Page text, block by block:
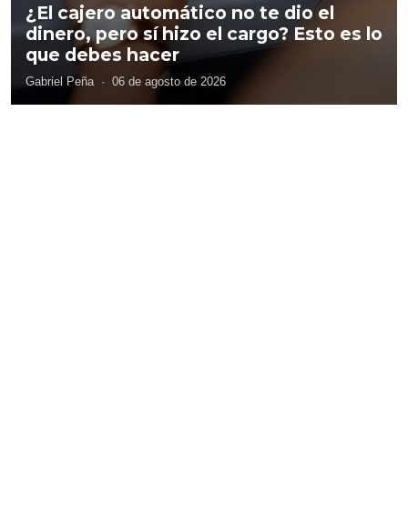
¿El cajero automático no te dio el
dinero, pero sí hizo el cargo? Esto es lo
que debes hacer
Gabriel Peña · 06 de agosto de 2026